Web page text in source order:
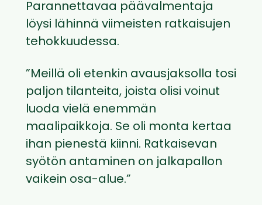
Parannettavaa päävalmentaja
löysi lähinnä viimeisten ratkaisujen
tehokkuudessa.
”Meillä oli etenkin avausjaksolla tosi
paljon tilanteita, joista olisi voinut
luoda vielä enemmän
maalipaikkoja. Se oli monta kertaa
ihan pienestä kiinni. Ratkaisevan
syötön antaminen on jalkapallon
vaikein osa-alue.”